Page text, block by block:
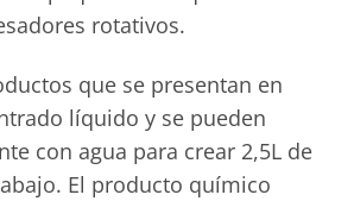
rotativos.
que se presentan en
líquido y se pueden
con agua para crear 2,5L de
El producto químico